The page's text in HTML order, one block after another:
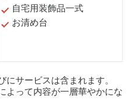
自宅用装飾品一式
お清め台
サービスは含まれます。
よって内容が一層華やかにな